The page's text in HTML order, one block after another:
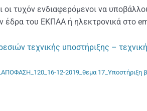
οι τυχόν ενδιαφερόμενοι να
έδρα του ΕΚΠΑΑ ή ηλεκτρονικά στο
τεχνικής υποστήριξης –
12-2019_θεμα